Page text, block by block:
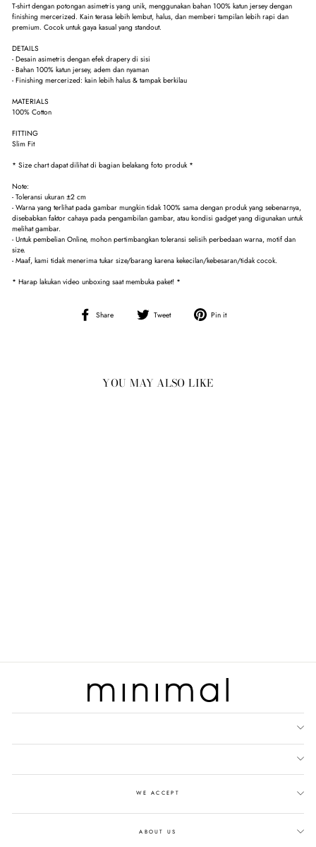
T-shirt dengan potongan asimetris yang unik, menggunakan bahan 100% katun jersey dengan
finishing mercerized. Kain terasa lebih lembut, halus, dan memberi tampilan lebih rapi dan
premium. Cocok untuk gaya kasual yang standout.
DETAILS
- Desain asimetris dengan efek drapery di sisi
- Bahan 100% katun jersey, adem dan nyaman
- Finishing mercerized: kain lebih halus & tampak berkilau
MATERIALS
100% Cotton
FITTING
Slim Fit
* Size chart dapat dilihat di bagian belakang foto produk *
Note:
- Toleransi ukuran ±2 cm
- Warna yang terlihat pada gambar mungkin tidak 100% sama dengan produk yang sebenarnya,
disebabkan faktor cahaya pada pengambilan gambar, atau kondisi gadget yang digunakan untuk
melihat gambar.
- Untuk pembelian Online, mohon pertimbangkan toleransi selisih perbedaan warna, motif dan
size.
- Maaf, kami tidak menerima tukar size/barang karena kekecilan/kebesaran/tidak cocok.
* Harap lakukan video unboxing saat membuka paket! *
Share
Share
Tweet
Tweet
Pin it
YOU MAY ALSO LIKE
WE ACCEPT
ABOUT US